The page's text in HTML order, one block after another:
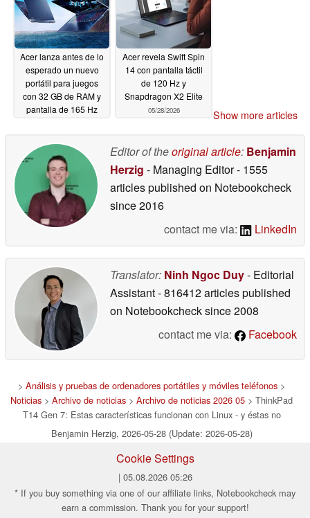
Acer lanza antes de lo
esperado un nuevo
portátil para juegos
con 32 GB de RAM y
pantalla de 165 Hz
Acer revela Swift Spin
14 con pantalla táctil
de 120 Hz y
Snapdragon X2 Elite
05/28/2026 Show more articles
Editor of theoriginal article: Benjamin
Herzig - Managing Editor- 1555
articles published on Notebookcheck
since 2016
contact me via:
LinkedIn
Translator: Ninh Ngoc Duy- Editorial
Assistant- 816412 articles published
on Notebookchecksince 2008
contact me via:
Facebook
> Análisis y pruebas de ordenadores portátiles y móviles teléfonos >
Noticias > Archivo de noticias > Archivo de noticias 2026 05 > ThinkPad
T14 Gen 7: Estas características funcionan con Linux - y éstas no
Benjamin Herzig, 2026-05-28 (Update: 2026-05-28)
Cookie Settings
| 05.08.2026 05:26
* If you buy something via one of our affiliate links, Notebookcheck may
earn a commission. Thank you for your support!